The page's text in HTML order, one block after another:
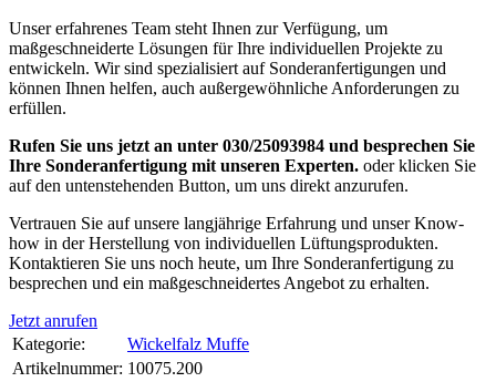
Unser erfahrenes Team steht Ihnen zur Verfügung, um
maßgeschneiderte Lösungen für Ihre individuellen Projekte zu
entwickeln. Wir sind spezialisiert auf Sonderanfertigungen und
können Ihnen helfen, auch außergewöhnliche Anforderungen zu
erfüllen.
Rufen Sie uns jetzt an unter 030/25093984 und besprechen Sie
Ihre Sonderanfertigung mit unseren Experten. oder klicken Sie
auf den untenstehenden Button, um uns direkt anzurufen.
Vertrauen Sie auf unsere langjährige Erfahrung und unser Know-
how in der Herstellung von individuellen Lüftungsprodukten.
Kontaktieren Sie uns noch heute, um Ihre Sonderanfertigung zu
besprechen und ein maßgeschneidertes Angebot zu erhalten.
Jetzt anrufen
Kategorie:
Wickelfalz Muffe
Artikelnummer: 10075.200